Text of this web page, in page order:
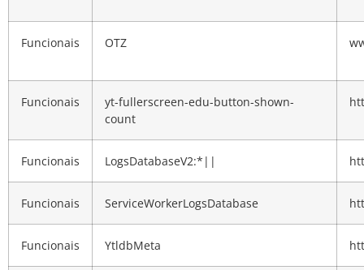
Funcionais OTZ
Funcionais
yt-fullerscreen-edu-button-shown-
count
Funcionais LogsDatabaseV2:*||
Funcionais ServiceWorkerLogsDatabase
Funcionais YtldbMeta